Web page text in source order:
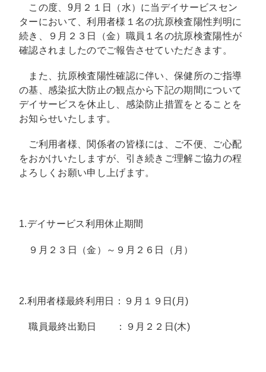
この度、9月２１日（水）に当デイサービスセン
ターにおいて、利用者様１名の抗原検査陽性判明に
続き、９月２３日（金）職員１名の抗原検査陽性が
確認されましたのでご報告させていただきます。
また、抗原検査陽性確認に伴い、保健所のご指導
の基、感染拡大防止の観点から下記の期間について
デイサービスを休止し、感染防止措置をとることを
お知らせいたします。
ご利用者様、関係者の皆様には、ご不便、ご心配
をおかけいたしますが、引き続きご理解ご協力の程
よろしくお願い申し上げます。
1.デイサービス利用休止期間
９月２３日（金）～９月２６日（月）
2.利用者様最終利用日：９月１９日(月)
職員最終出勤日 ：９月２２日(木)